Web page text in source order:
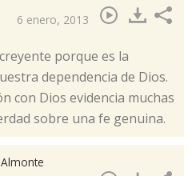
6 enero, 2013
porque es la
dependencia de Dios.
con Dios evidencia muchas
sobre una fe genuina.